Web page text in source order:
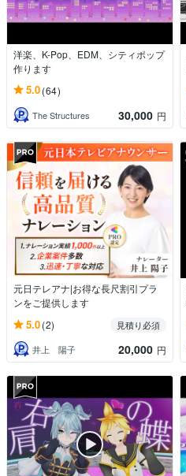
洋楽、K-Pop、EDM、シティポップ
作ります
5.0(64)
The Structures 30,000 円
元日テレアナ|お得な長尺割引プラ
ンをご提供します
5.0(2)
見積り必須
井上 陽子
20,000 円